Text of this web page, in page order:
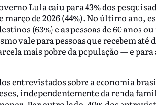
Lula caiu para 43% dos
março de 2026 (44%). No último ano,
(63%) e as pessoas de 60 anos
vale para pessoas que recebem
mais pobre da população — e
entrevistados sobre a economia
independentemente da renda